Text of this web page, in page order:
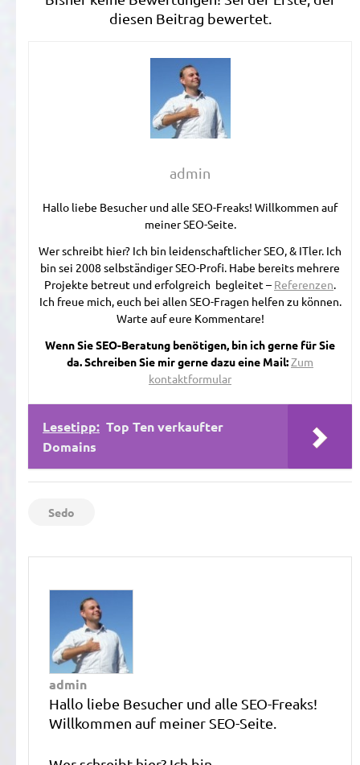
diesen Beitrag bewertet.
admin
Hallo liebe Besucher und alle SEO-Freaks! Willkommen auf
meiner SEO-Seite.
Wer schreibt hier? Ich bin leidenschaftlicher SEO, & ITler. Ich
bin sei 2008 selbständiger SEO-Profi. Habe bereits mehrere
Projekte betreut und erfolgreich begleitet – Referenzen.
Ich freue mich, euch bei allen SEO-Fragen helfen zu können.
Warte auf eure Kommentare!
Wenn Sie SEO-Beratung benötigen, bin ich gerne für Sie
da. Schreiben Sie mir gerne dazu eine Mail:Zum
kontaktformular
Lesetipp: Top Ten verkaufter
Domains
Sedo
admin
Hallo liebe Besucher und alle SEO-Freaks!
Willkommen auf meiner SEO-Seite.